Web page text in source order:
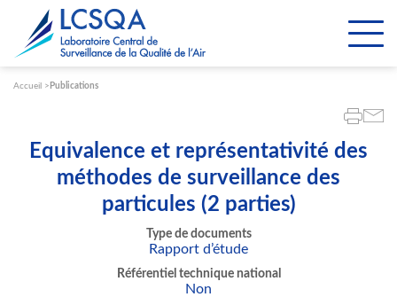
Accueil Publications
Equivalence et représentativité des
méthodes de surveillance des
particules (2 parties)
Type de documents
Rapport d’étude
Référentiel technique national
Non
Paramétrer les cookies